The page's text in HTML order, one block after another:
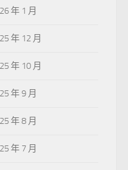
年 1 月
年 12 月
年 10 月
年 9 月
年 8 月
年 7 月